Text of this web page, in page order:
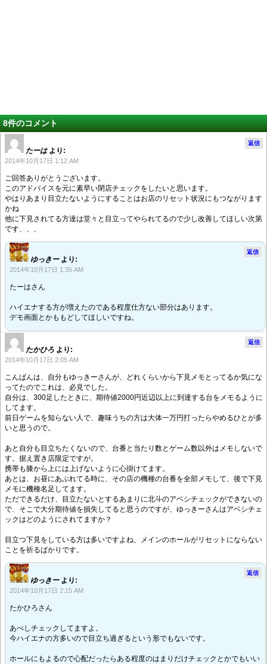
8件のコメント
たーは より:
2014年10月17日 1:12 AM
ご回答ありがとうございます。
このアドバイスを元に素早い閉店チェックをしたいと思います。
やはりあまり目立たないようにすることはお店のリセット状況にもつながります
かね
他に下見されてる方達は堂々と目立ってやられてるので少し改善してほしい次第
です、、、
返信
ゆっきー より:
2014年10月17日 1:35 AM
たーはさん
ハイエナする方が増えたのである程度仕方ない部分はあります。
デモ画面とかももどしてほしいですね。
返信
たかひろ より:
2014年10月17日 2:05 AM
こんばんは、自分もゆっきーさんが、どれくらいから下見メモとってるか気にな
ってたのでこれは、必見でした。
自分は、300足したときに、期待値2000円近辺以上に到達する台をメモるように
してます。
前日ゲームを知らない人で、趣味うちの方は大体一万円打ったらやめるひとが多
いと思うので。
あと自分も目立ちたくないので、台番と当たり数とゲーム数以外はメモしないで
す。据え置き店限定ですが。
携帯も膝から上には上げないように心掛けてます。
あとは、お昼にあぶれてる時に、その店の機種の台番を全部メモして、後で下見
メモに機種名足してます。
ただできるだけ、目立たないとするあまりに北斗のアベシチェックができないの
で、そこで大分期待値を損失してると思うのですが、ゆっきーさんはアベシチェ
ックはどのようにされてますか？
目立つ下見をしている方は多いですよね、メインのホールがリセットにならない
ことを祈るばかりです。
返信
ゆっきー より:
2014年10月17日 2:15 AM
たかひろさん
あべしチェックしてますよ。
今ハイエナの方多いので目立ち過ぎるという形でもないです。
ホールにもよるので心配だったらある程度のはまりだけチェックとかでもいい
返信